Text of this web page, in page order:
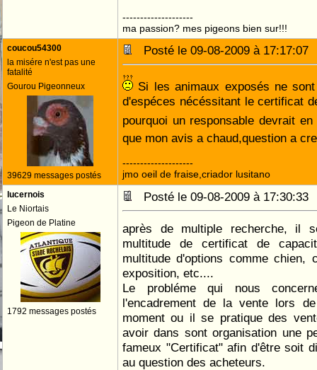
--------------------
ma passion? mes pigeons bien sur!!!
coucou54300
la misére n'est pas une
fatalité
Gourou Pigeonneux
39629 messages postés
Posté le 09-08-2009 à
Si les animaux exposés ne
d'espéces nécéssitant le certificat
pourquoi un responsable devrait
que mon avis a chaud,question a
--------------------
jmo oeil de fraise,criador lusitano
lucernois
Le Niortais
Pigeon de Platine
1792 messages postés
Posté le 09-08-2009 à
après de multiple recherche, il
multitude de certificat de
multitude d'options comme chien,
exposition, etc....
Le probléme qui nous
l'encadrement de la vente lors
moment ou il se pratique des
avoir dans sont organisation une
fameux "Certificat" afin d'être soit
au question des acheteurs.